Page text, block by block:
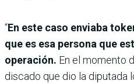
“En este caso enviaba
que es esa persona que
operación. En el momento
discado que dio la diputada